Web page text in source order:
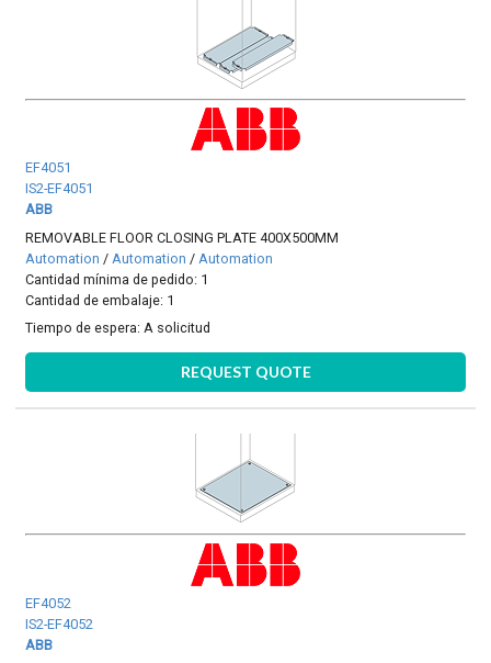
EF4051
IS2-EF4051
ABB
REMOVABLE FLOOR CLOSING PLATE 400X500MM
Automation / Automation / Automation
Cantidad mínima de pedido: 1
Cantidad de embalaje: 1
Tiempo de espera:A solicitud
REQUEST QUOTE
EF4052
IS2-EF4052
ABB